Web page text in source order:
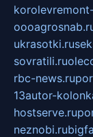
ukrasotki.ru
sovratili.ru
rbc-news.ru
13autor-
hostserve.ru
neznobi.ru